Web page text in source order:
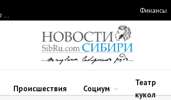
Нарушителей природоохранного законодательства ловят с помощью дронов в Новосибирской области
Финансы
Происшествия Социум
Театр
кукол